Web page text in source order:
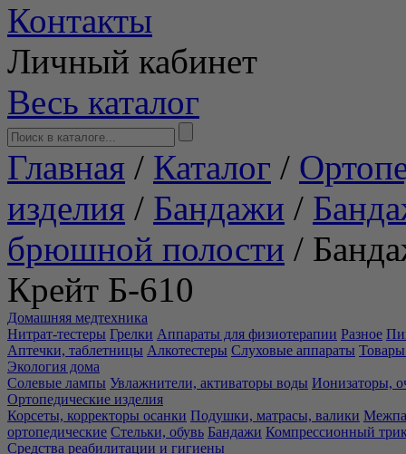
Контакты
Личный кабинет
Весь каталог
Главная / Каталог /
изделия / Бандажи /
брюшной полости /
Крейт Б-610
Домашняя медтехника
Нитрат-тестеры Грелки Аппараты для физиотерапии Разное
Аптечки, таблетницы Алкотестеры Слуховые аппараты Товары
Экология дома
Солевые лампы Увлажнители, активаторы воды Ионизаторы,
Ортопедические изделия
Корсеты, корректоры осанки Подушки, матрасы, валики
ортопедические Стельки, обувь Бандажи Компрессионный
Средства реабилитации и гигиены